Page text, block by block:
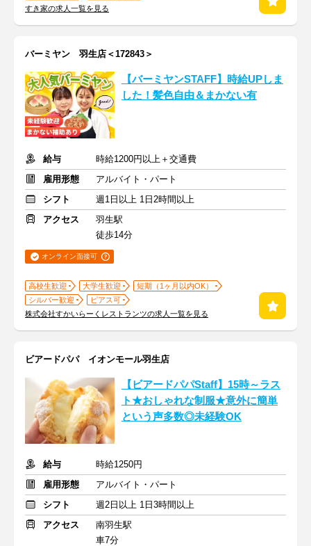
すき家の求人一覧を見る
バーミヤン 羽生店＜172843＞
【バーミヤンSTAFF】時給UPしま
した！髪色自由＆まかない有
給与
時給1200円以上＋交通費
雇用形態
アルバイト・パート
シフト
週1日以上 1日2時間以上
アクセス
羽生駅
徒歩14分
オンライン面接可
高校生歓迎 大学生歓迎
短期（1ヶ月以内OK）
シルバー歓迎
ピアス可
株式会社すかいらーくレストランツの求人一覧を見る
ビアードパパ イオンモール羽生店
【ビアードパパStaff】15時～ラス
ト★おしゃれな制服★意外に簡単
という声多数◎未経験OK
給与
時給1250円
雇用形態
アルバイト・パート
シフト
週2日以上 1日3時間以上
アクセス
南羽生駅
車7分